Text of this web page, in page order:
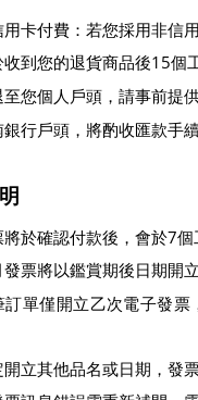
用卡付費：若您採用非信
到您的退貨商品後15個
您個人戶頭，請事前提
銀行戶頭，將酌收匯款手
將於確認付款後，會於7個
票將以鑑賞期後日期開立
訂單僅開立乙次電子發
立其他品名或日期，發